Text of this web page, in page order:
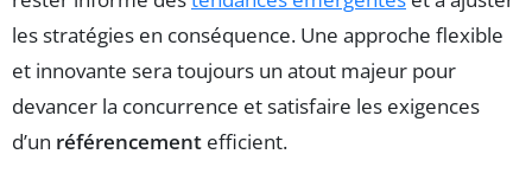
les stratégies en conséquence. Une approche flexible
et innovante sera toujours un atout majeur pour
devancer la concurrence et satisfaire les exigences
d’un référencement efficient.